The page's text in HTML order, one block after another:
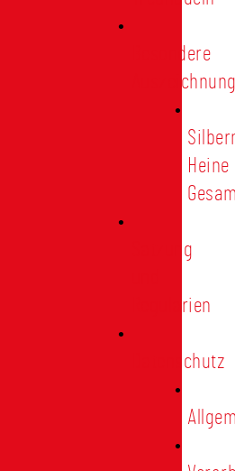
Besondere
Heine
Satzung
Regularien
Datenschutz